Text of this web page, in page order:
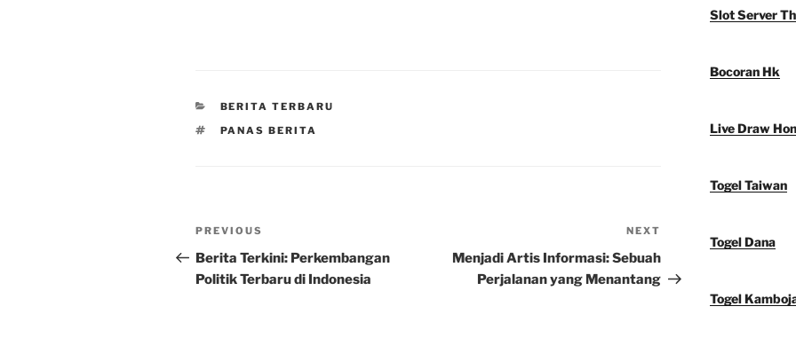
CATEGORIES
BERITA TERBARU
TAGS
PANAS BERITA
Post
navigation
Previous
Post
PREVIOUS
Berita Terkini: Perkembangan
Politik Terbaru di Indonesia
Post
NEXT
Menjadi Artis Informasi: Sebuah
Perjalanan yang Menantang
Slot Server
Bocoran Hk
Live Draw
Togel Taiwan
Togel Dana
Togel